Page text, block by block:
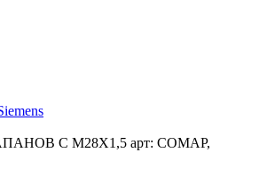
С M28X1,5 арт: COMAP,